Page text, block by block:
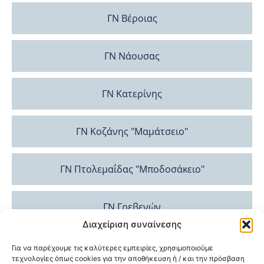
Διαχείριση συναίνεσης
Για να παρέχουμε τις καλύτερες εμπειρίες, χρησιμοποιούμε
τεχνολογίες όπως cookies για την αποθήκευση ή / και την πρόσβαση
ΓΝ Βέροιας
ΓΝ Νάουσας
ΓΝ Κατερίνης
ΓΝ Κοζάνης "Μαμάτσειο"
ΓΝ Πτολεμαΐδας "Μποδοσάκειο"
ΓΝ Γρεβενών
ΓΝ Καστοριάς